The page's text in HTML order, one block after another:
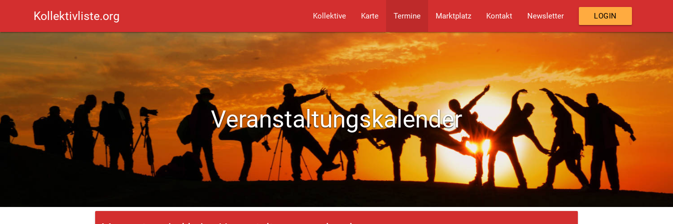
Kollektivliste.org Kollektive Karte Termine Marktplatz Kontakt Newsletter LOGIN
Veranstaltungskalender